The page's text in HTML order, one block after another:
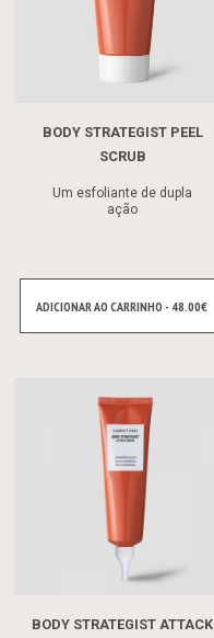
BODY STRATEGIST PEEL
SCRUB
Um esfoliante de dupla
ação
ADICIONAR AO CARRINHO - 48.00€
BODY STRATEGIST ATTACK